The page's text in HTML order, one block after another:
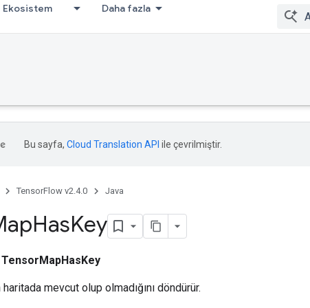
Ekosistem Daha fazla
Bu sayfa, Cloud Translation API ile çevrilmiştir.
TensorFlow v2.4.0 Java
HasKey
TensorMapHasKey
mevcut olup olmadığını döndürür.